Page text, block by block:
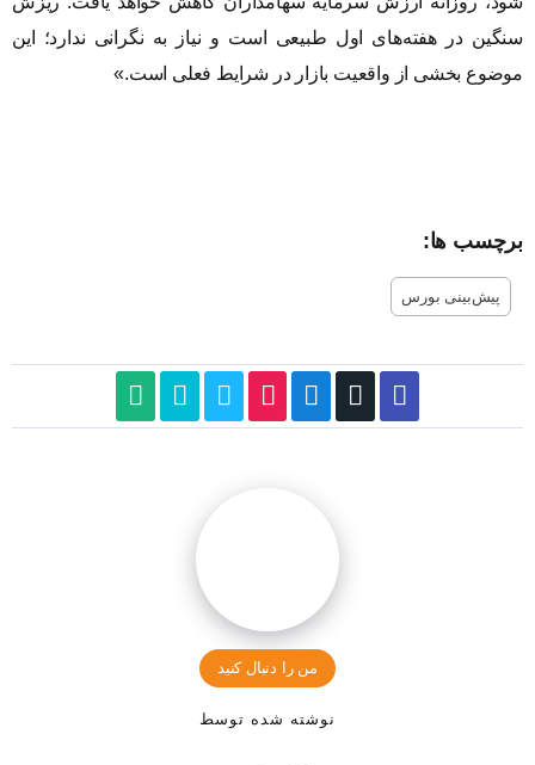
سنگین در هفته‌های اول طبیعی است و نیاز به نگرانی ندارد؛ این
موضوع بخشی از واقعیت بازار در شرایط فعلی است.»
برچسب ها:
پیش‌بینی بورس
من را دنبال کنید
نوشته شده توسط